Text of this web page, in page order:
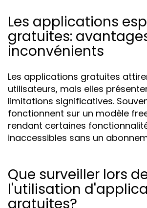
Les applications
gratuites:
inconvénients
Les applications gratuites
utilisateurs, mais elles
limitations significatives.
fonctionnent sur un modèle
rendant certaines
inaccessibles sans un
Que surveiller lors
l'utilisation
gratuites?